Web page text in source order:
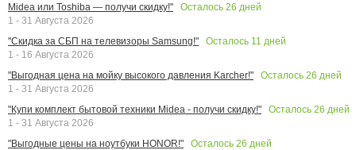
Midea или Toshiba — получи скидку!"
Осталось 26 дней
1 - 31 Августа 2026
"Скидка за СБП на телевизоры Samsung!"
Осталось 11 дней
1 - 16 Августа 2026
"Выгодная цена на мойку высокого давления Karcher!"
Осталось 26 дней
1 - 31 Августа 2026
"Купи комплект бытовой техники Midea - получи скидку!"
Осталось 26 дней
1 - 31 Августа 2026
"Выгодные цены на ноутбуки HONOR!"
Осталось 26 дней